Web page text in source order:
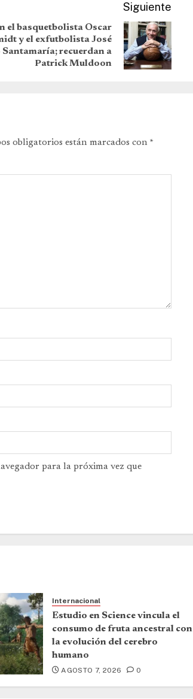
Siguiente
el basquetbolista Oscar
y el exfutbolista José
recuerdan a
Patrick Muldoon
obligatorios están marcados con *
para la próxima vez que
Internacional
Estudio en Science vincula el
consumo de fruta ancestral con
la evolución del cerebro
humano
AGOSTO 7, 2026 0